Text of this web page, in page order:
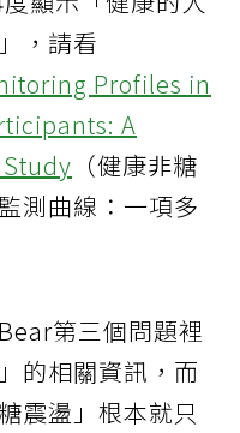
，請看
Profiles in
A
（健康非糖
測曲線：一項多
第三個問題裡
的相關資訊，而
震盪」根本就只